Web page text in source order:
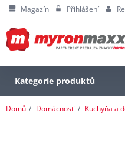
Magazín Přihlášení
Kategorie produktů
Domů Domácnosť Kuchyňa a